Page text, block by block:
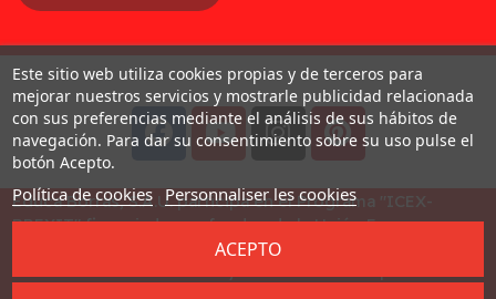
Desarrollado porAddis
Educa Borras, S.A.U. participa en el Programa "ICEX-
BREXIT" financiado por fondos de la Unión Europea, para
mitigar las consecuencias adversas de la retirada del
Este sitio web utiliza cookies propias y de terceros para
mejorar nuestros servicios y mostrarle publicidad relacionada
con sus preferencias mediante el análisis de sus hábitos de
navegación. Para dar su consentimiento sobre su uso pulse el
botón Acepto.
Política de cookies Personnaliser les cookies
ACEPTO